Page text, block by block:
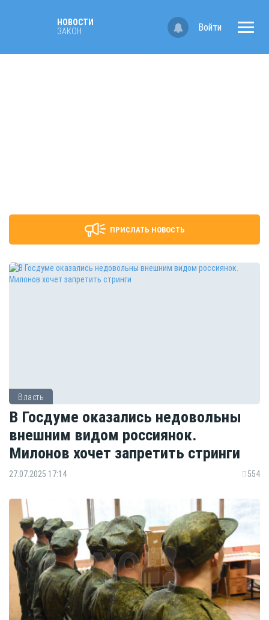
НОВОСТИ
ЗАКОН
Войти
ПРИСЛАТЬ НОВОСТЬ
Власть
В Госдуме оказались недовольны
внешним видом россиянок.
Милонов хочет запретить стринги
27.07.2025 17:14 554